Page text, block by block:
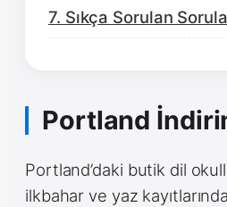
7. Sıkça Sorulan
Portland
Portland’daki butik dil
ilkbahar ve yaz